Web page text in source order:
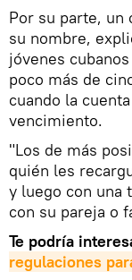
Por su parte, un
su nombre,
jóvenes
poco más de
cuando la
vencimiento.
"Los de más
quién les
y luego con una
con su pareja o
Te podría
regulaciones